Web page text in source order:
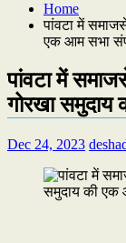
Home
पांवटा में
एक आम सभा
पांवटा में
गोरखा
Dec 24, 2023